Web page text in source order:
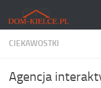
Skip to content
CIEKAWOSTKI
Agencja